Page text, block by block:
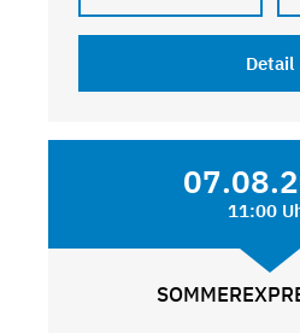
Detail
11:00